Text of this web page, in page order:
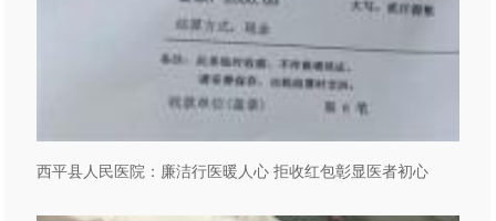
西平县人民医院：廉洁行医暖人心 拒收红包彰显医者初心